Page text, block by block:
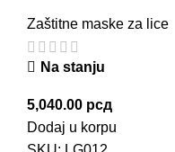
Zaštitne maske za lice
Na stanju
5,040.00 рсд
Dodaj u korpu